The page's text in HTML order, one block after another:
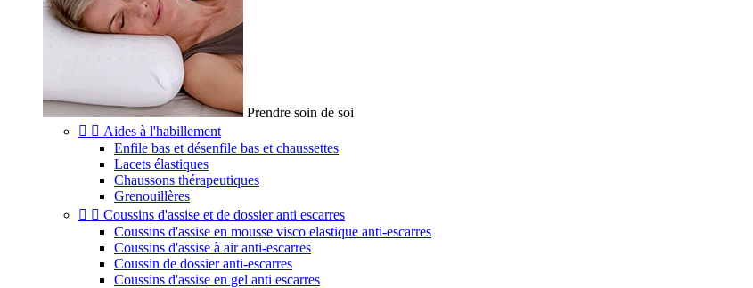
Prendre soin de soi
  Aides à l'habillement
Enfile bas et désenfile bas et chaussettes
Lacets élastiques
Chaussons thérapeutiques
Grenouillères
  Coussins d'assise et de dossier anti escarres
Coussins d'assise en mousse visco elastique anti-escarres
Coussins d'assise à air anti-escarres
Coussin de dossier anti-escarres
Coussins d'assise en gel anti escarres